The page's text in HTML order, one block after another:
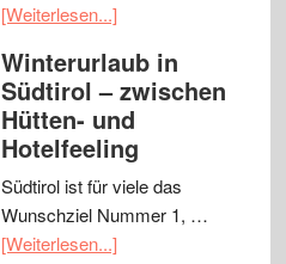
[Weiterlesen...]
Winterurlaub in
Südtirol – zwischen
Hütten- und
Hotelfeeling
Südtirol ist für viele das
Wunschziel Nummer 1, …
[Weiterlesen...]